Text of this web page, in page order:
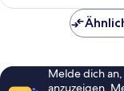
Melde dich
anzuzeigen.